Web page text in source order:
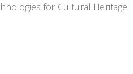
for Cultural Heritage